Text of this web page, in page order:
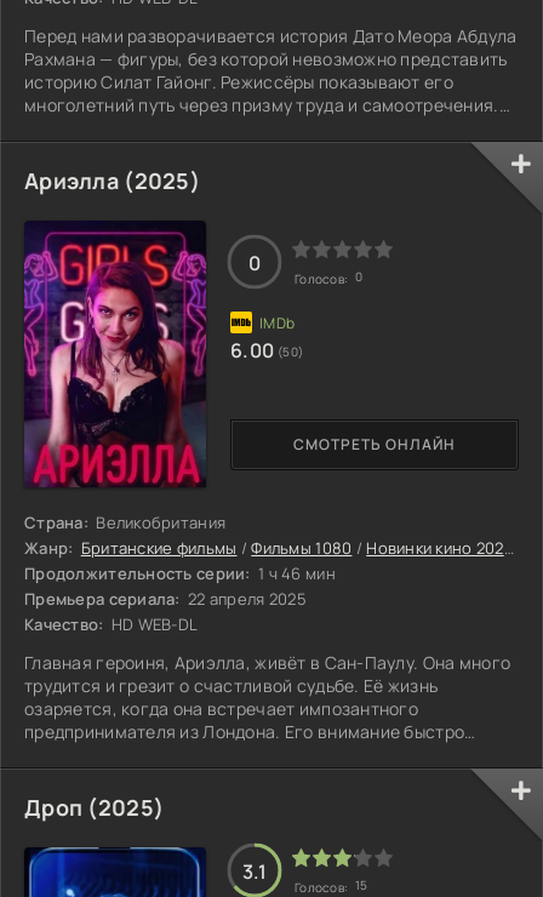
Перед нами разворачивается история Дато Меора Абдула
Рахмана — фигуры, без которой невозможно представить
историю Силат Гайонг. Режиссёры показывают его
многолетний путь через призму труда и самоотречения.
превращается в зрелого бойца. Ранения и сомнения —
неизбежные спутники его дороги — лишь закаляют
характер. Изнурительные занятия до первых лучей солнца
становятся ритуалом, а затем и образом жизни. Создав
собственную школу, он щедро
Ариэлла (2025)
Страна: Великобритания
Жанр: Британские фильмы /Фильмы 1080 / Новинки кино 2025
Продолжительность серии: 1 ч 46 мин
Премьера сериала: 22 апреля 2025
Качество: HD WEB-DL
Главная героиня, Ариэлла, живёт в Сан-Паулу. Она много
трудится и грезит о счастливой судьбе. Её жизнь
озаряется, когда она встречает импозантного
предпринимателя из Лондона. Его внимание быстро
Девушка влюбляется и безоговорочно доверяет мужчине,
не догадываясь, что его любовь — лишь часть детально
продуманного мошенничества. Применяя её чувства,
обещая райскую жизнь и создавая эмоциональную
зависимость, избранник постепенно отбирает у неё волю.
СМОТРЕТЬ ОНЛАЙН
0
Голосов: 0
6.00 (50)
Дроп (2025)
3.1
Голосов: 15